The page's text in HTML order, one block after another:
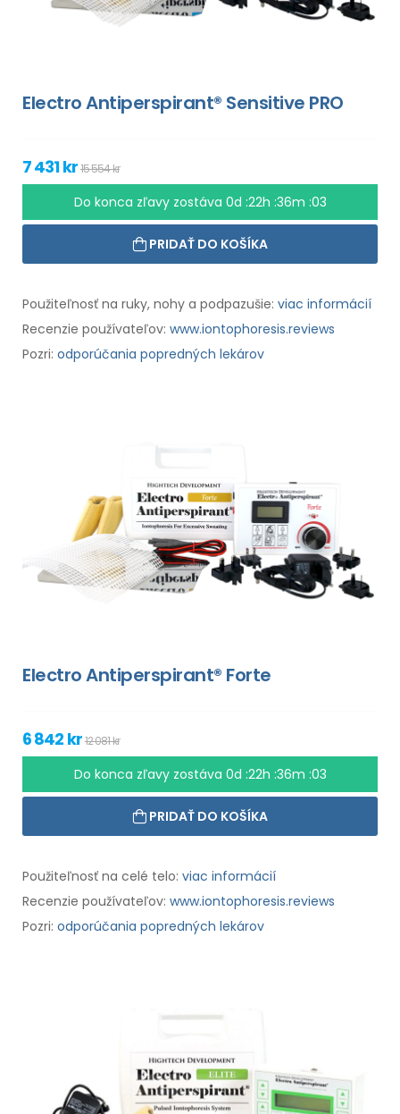
Electro Antiperspirant® Sensitive PRO
7 431 kr15 554 kr
Do konca zľavy zostáva 0d :22h :36m :02
PRIDAŤ DO KOŠÍKA
Použiteľnosť na ruky, nohy a podpazušie: viac informácií
Recenzie používateľov: www.iontophoresis.reviews
Pozri: odporúčania popredných lekárov
Electro Antiperspirant® Forte
6 842 kr12 081 kr
Do konca zľavy zostáva 0d :22h :36m :02
PRIDAŤ DO KOŠÍKA
Použiteľnosť na celé telo: viac informácií
Recenzie používateľov: www.iontophoresis.reviews
Pozri: odporúčania popredných lekárov